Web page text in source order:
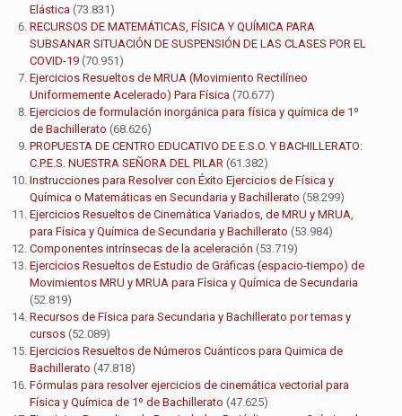
Elástica (73.831)
RECURSOS DE MATEMÁTICAS, FÍSICA Y QUÍMICA PARA
SUBSANAR SITUACIÓN DE SUSPENSIÓN DE LAS CLASES POR EL
COVID-19 (70.951)
Ejercicios Resueltos de MRUA (Movimiento Rectilíneo
Uniformemente Acelerado) Para Física (70.677)
Ejercicios de formulación inorgánica para física y química de 1º
de Bachillerato (68.626)
PROPUESTA DE CENTRO EDUCATIVO DE E.S.O. Y BACHILLERATO:
C.P.E.S. NUESTRA SEÑORA DEL PILAR (61.382)
Instrucciones para Resolver con Éxito Ejercicios de Física y
Química o Matemáticas en Secundaria y Bachillerato (58.299)
Ejercicios Resueltos de Cinemática Variados, de MRU y MRUA,
para Física y Química de Secundaria y Bachillerato (53.984)
Componentes intrínsecas de la aceleración (53.719)
Ejercicios Resueltos de Estudio de Gráficas (espacio-tiempo) de
Movimientos MRU y MRUA para Física y Química de Secundaria
(52.819)
Recursos de Física para Secundaria y Bachillerato por temas y
cursos (52.089)
Ejercicios Resueltos de Números Cuánticos para Quimica de
Bachillerato (47.818)
Fórmulas para resolver ejercicios de cinemática vectorial para
Física y Química de 1º de Bachillerato (47.625)